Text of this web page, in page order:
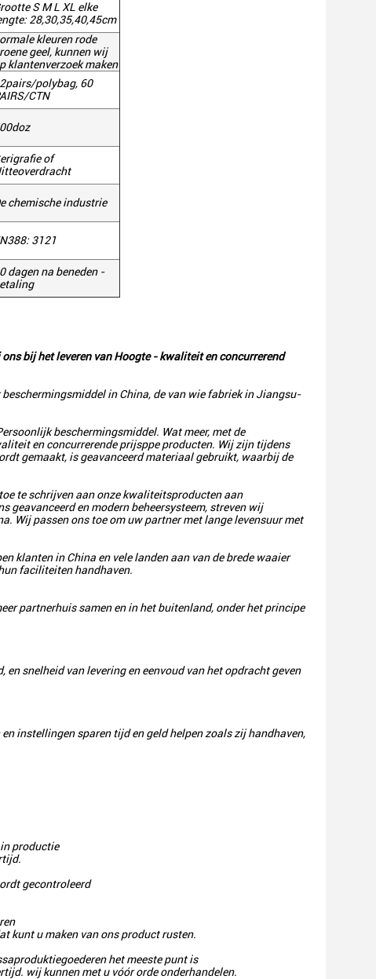
S M L XL elke
28,30,35,40,45cm
kleuren rode
geel, kunnen wij
klantenverzoek maken
polybag, 60
CTN
of
chemische industrie
3121
dagen na beneden -
bij het leveren van Hoogte - kwaliteit en concurrerend
in China, de van wie fabriek in Jiangsu-
beschermingsmiddel. Wat meer, met de
en concurrerende prijsppe producten. Wij zijn tijdens
gemaakt, is geavanceerd materiaal gebruikt, waarbij de
te schrijven aan onze kwaliteitsproducten aan
geavanceerd en modern beheersysteem, streven wij
Wij passen ons toe om uw partner met lange levensuur met
klanten in China en vele landen aan van de brede waaier
faciliteiten handhaven.
partnerhuis samen en in het buitenland, onder het principe
snelheid van levering en eenvoud van het opdracht geven
instellingen sparen tijd en geld helpen zoals zij handhaven,
productie
gecontroleerd
kunt u maken van ons product rusten.
het meeste punt is
wij kunnen met u vóór orde onderhandelen.